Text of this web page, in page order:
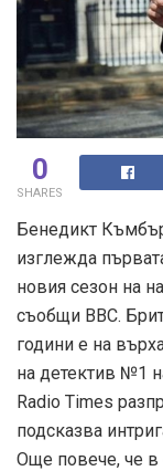
0
SHARES
Бенедикт
изглежда
новия сезон на
съобщи ВВС.
години е на
на детектив №1
Radio Times
подсказва
Още повече, че в